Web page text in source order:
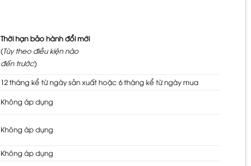
Thời hạn bảo hành đổi mới
(Tùy theo điều kiện nào
đến trước)
12 tháng kể từ ngày sản xuất hoặc 6 tháng kể từ ngày mua
Không áp dụng
Không áp dụng
Không áp dụng